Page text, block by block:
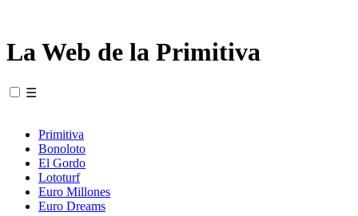
La Web de la Primitiva
☰
Primitiva
Bonoloto
El Gordo
Lototurf
Euro Millones
Euro Dreams